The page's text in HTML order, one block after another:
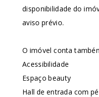
disponibilidade do
aviso prévio.
O imóvel conta
Acessibilidade
Espaço beauty
Hall de entrada com